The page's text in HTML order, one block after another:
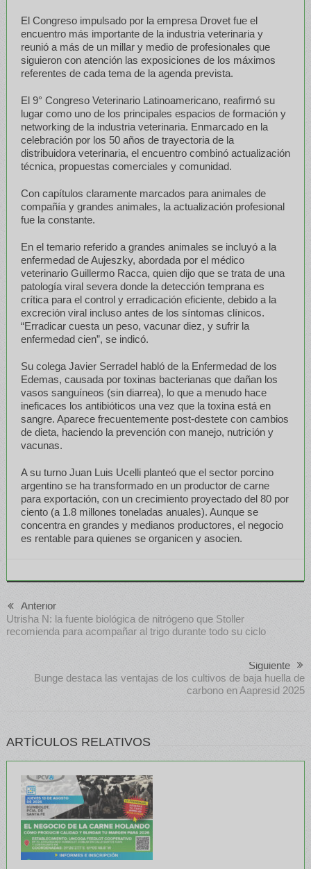
El Congreso impulsado por la empresa Drovet fue el
encuentro más importante de la industria veterinaria y
reunió a más de un millar y medio de profesionales que
siguieron con atención las exposiciones de los máximos
referentes de cada tema de la agenda prevista.
El 9° Congreso Veterinario Latinoamericano, reafirmó su
lugar como uno de los principales espacios de formación y
networking de la industria veterinaria. Enmarcado en la
celebración por los 50 años de trayectoria de la
distribuidora veterinaria, el encuentro combinó actualización
técnica, propuestas comerciales y comunidad.
Con capítulos claramente marcados para animales de
compañía y grandes animales, la actualización profesional
fue la constante.
En el temario referido a grandes animales se incluyó a la
enfermedad de Aujeszky, abordada por el médico
veterinario Guillermo Racca, quien dijo que se trata de una
patología viral severa donde la detección temprana es
crítica para el control y erradicación eficiente, debido a la
excreción viral incluso antes de los síntomas clínicos.
“Erradicar cuesta un peso, vacunar diez, y sufrir la
enfermedad cien”, se indicó.
Su colega Javier Serradel habló de la Enfermedad de los
Edemas, causada por toxinas bacterianas que dañan los
vasos sanguíneos (sin diarrea), lo que a menudo hace
ineficaces los antibióticos una vez que la toxina está en
sangre. Aparece frecuentemente post-destete con cambios
de dieta, haciendo la prevención con manejo, nutrición y
vacunas.
A su turno Juan Luis Ucelli planteó que el sector porcino
argentino se ha transformado en un productor de carne
para exportación, con un crecimiento proyectado del 80 por
ciento (a 1.8 millones toneladas anuales). Aunque se
concentra en grandes y medianos productores, el negocio
es rentable para quienes se organicen y asocien.
Anterior
Utrisha N: la fuente biológica de nitrógeno que Stoller
recomienda para acompañar al trigo durante todo su ciclo
Siguiente
Bunge destaca las ventajas de los cultivos de baja huella de
carbono en Aapresid 2025
ARTÍCULOS RELATIVOS